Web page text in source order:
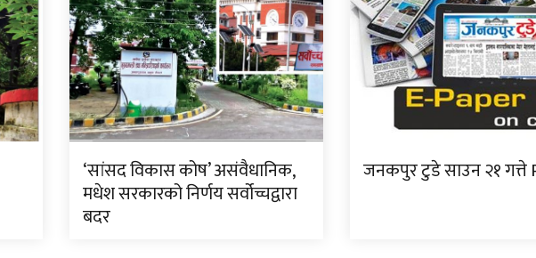
‘सांसद विकास कोष’ असंवैधानिक,
मधेश सरकारको निर्णय सर्वोच्चद्वारा
बदर
जनकपुर टुडे साउन २१ गत्ते